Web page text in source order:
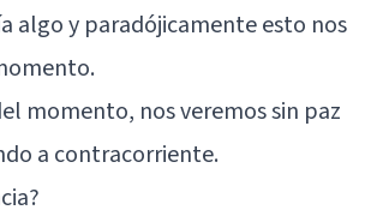
algo y paradójicamente esto nos
momento, nos veremos sin paz
a contracorriente.